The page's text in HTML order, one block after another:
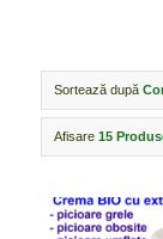
Sortează după
Afisare 15